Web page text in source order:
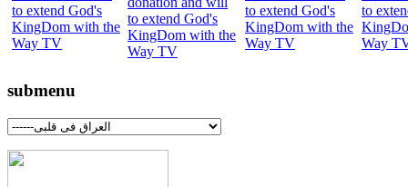
submenu